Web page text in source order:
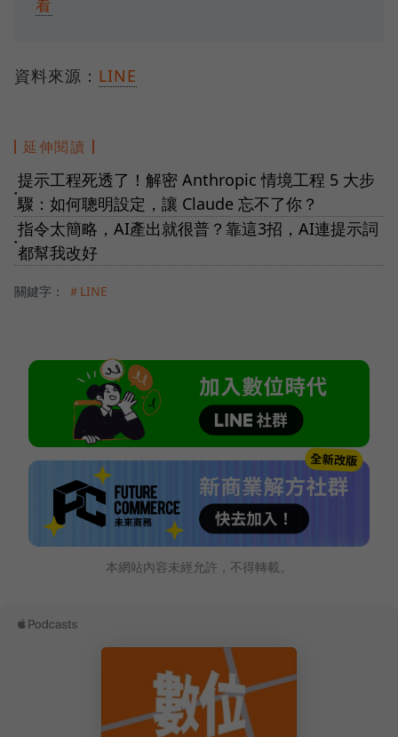
看
資料來源： LINE
延伸閱讀
●
提示工程死透了！解密 Anthropic 情境工程 5 大步
驟：如何聰明設定，讓 Claude 忘不了你？
●
指令太簡略，AI產出就很普？靠這3招，AI連提示詞
都幫我改好
關鍵字： ＃LINE
本網站內容未經允許，不得轉載。